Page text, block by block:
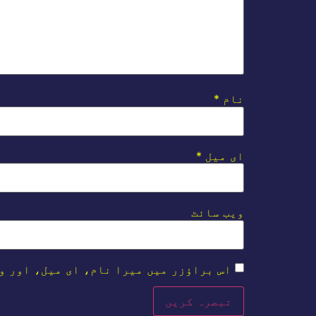
نام *
ای میل *
ویب‌ سائٹ
اس براؤزر میں میرا نام، ای میل،